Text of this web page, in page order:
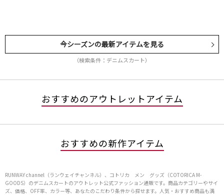
今シーズンの最新アイテムを見る
（検索条件：デニムスカート）
おすすめのアウトレットアイテム
おすすめの新作アイテム
RUNWAY channel（ランウェイチャンネル）、コトリカ メン グッズ（COTORICA M-
GOODS）のデニムスカートのアウトレット公式ファッション通販です。商品カテゴリーやサイ
ズ、価格、OFF率、カラー等、あなたのこだわり条件から探せます。人気・おすすめ商品も満